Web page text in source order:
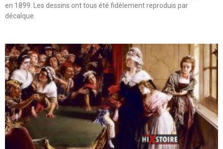
en 1899. Les dessins ont tous été fidèlement reproduis par
décalque.